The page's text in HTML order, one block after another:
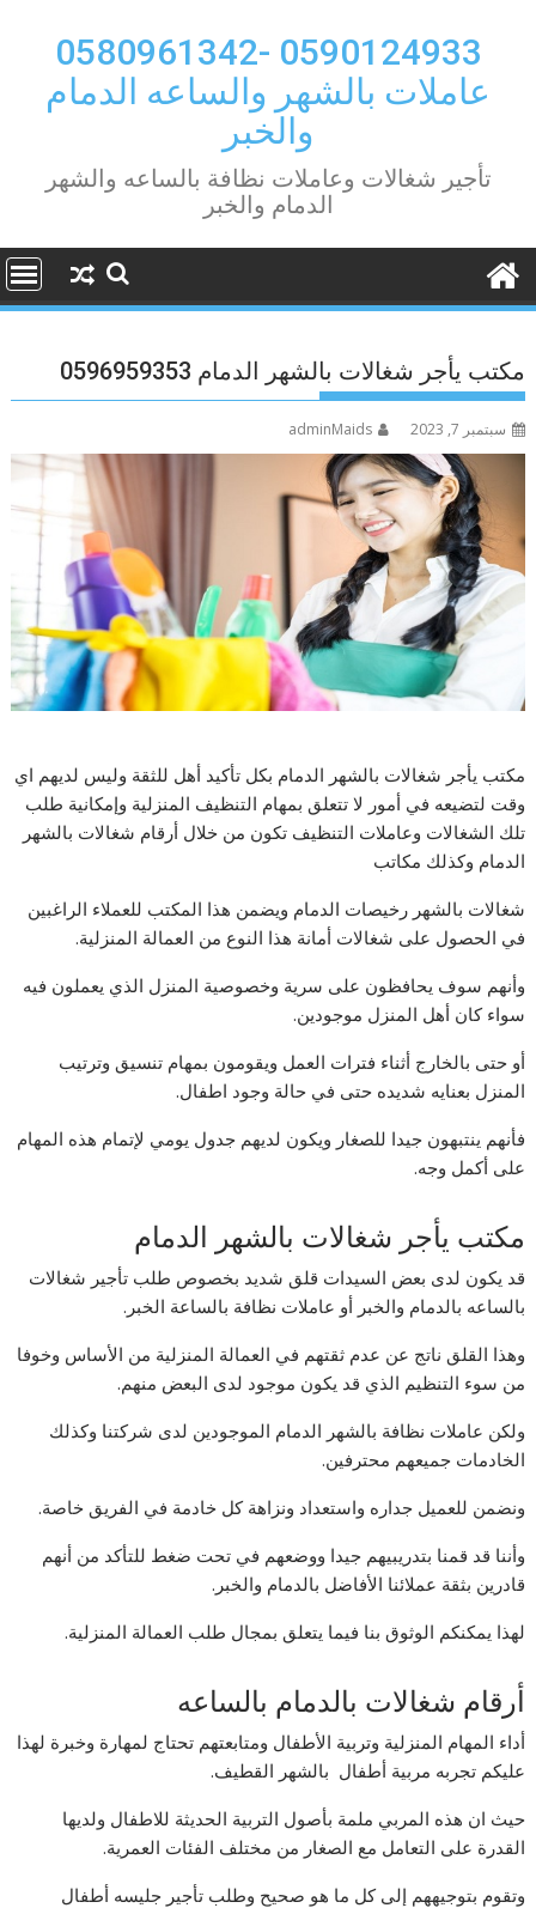
content
0590124933 -0580961342
عاملات بالشهر والساعه الدمام
والخبر
تأجير شغالات وعاملات نظافة بالساعه والشهر
الدمام والخبر
مكتب يأجر شغالات بالشهر الدمام 0596959353
سبتمبر 7, 2023 adminMaids
مكتب يأجر شغالات بالشهر الدمام بكل تأكيد أهل للثقة وليس لديهم اي
وقت لتضيعه في أمور لا تتعلق بمهام التنظيف المنزلية وإمكانية طلب
تلك الشغالات وعاملات التنظيف تكون من خلال أرقام شغالات بالشهر
الدمام وكذلك مكاتب
شغالات بالشهر رخيصات الدمام ويضمن هذا المكتب للعملاء الراغبين
في الحصول على شغالات أمانة هذا النوع من العمالة المنزلية.
وأنهم سوف يحافظون على سرية وخصوصية المنزل الذي يعملون فيه
سواء كان أهل المنزل موجودين.
أو حتى بالخارج أثناء فترات العمل ويقومون بمهام تنسيق وترتيب
المنزل بعنايه شديده حتى في حالة وجود اطفال.
فأنهم ينتبهون جيدا للصغار ويكون لديهم جدول يومي لإتمام هذه المهام
على أكمل وجه.
مكتب يأجر شغالات بالشهر الدمام
قد يكون لدى بعض السيدات قلق شديد بخصوص طلب تأجير شغالات
بالساعه بالدمام والخبر أو عاملات نظافة بالساعة الخبر.
وهذا القلق ناتج عن عدم ثقتهم في العمالة المنزلية من الأساس وخوفا
من سوء التنظيم الذي قد يكون موجود لدى البعض منهم.
ولكن عاملات نظافة بالشهر الدمام الموجودين لدى شركتنا وكذلك
الخادمات جميعهم محترفين.
ونضمن للعميل جداره واستعداد ونزاهة كل خادمة في الفريق خاصة.
وأننا قد قمنا بتدريبيهم جيدا ووضعهم في تحت ضغط للتأكد من أنهم
قادرين بثقة عملائنا الأفاضل بالدمام والخبر.
لهذا يمكنكم الوثوق بنا فيما يتعلق بمجال طلب العمالة المنزلية.
أرقام شغالات بالدمام بالساعه
أداء المهام المنزلية وتربية الأطفال ومتابعتهم تحتاج لمهارة وخبرة لهذا
عليكم تجربه مربية أطفال بالشهر القطيف.
حيث ان هذه المربي ملمة بأصول التربية الحديثة للاطفال ولديها
القدرة على التعامل مع الصغار من مختلف الفئات العمرية.
وتقوم بتوجيههم إلى كل ما هو صحيح وطلب تأجير جليسه أطفال